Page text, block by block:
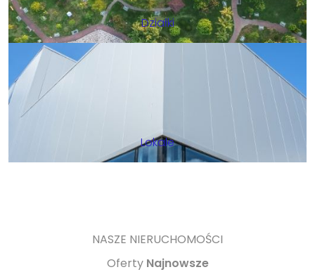
Działki
Lokale
NASZE NIERUCHOMOŚCI
Oferty Najnowsze